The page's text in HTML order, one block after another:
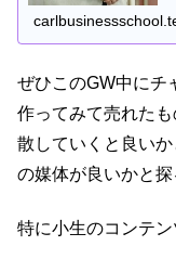
ぜひこのGW中にチ
作ってみて売れた
散していくと良い
の媒体が良いかと
特に小生のコンテ